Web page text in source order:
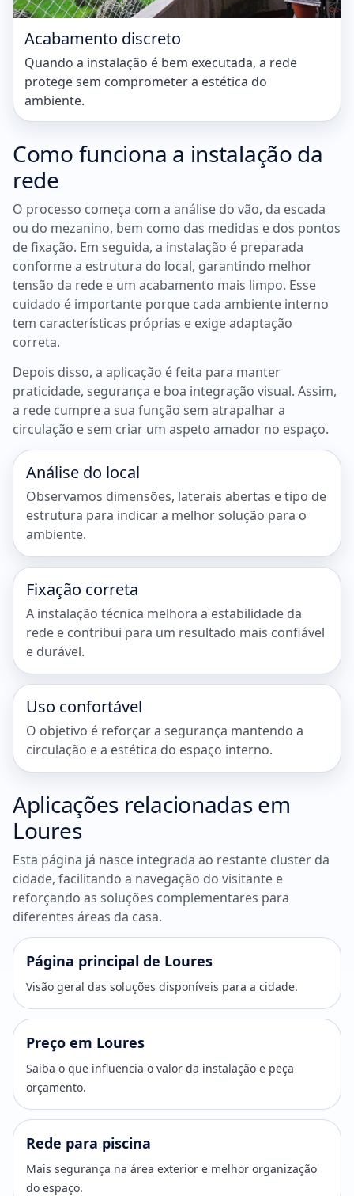
Acabamento discreto
Quando a instalação é bem executada, a rede
protege sem comprometer a estética do
ambiente.
Como funciona a instalação da
rede
O processo começa com a análise do vão, da escada
ou do mezanino, bem como das medidas e dos pontos
de fixação. Em seguida, a instalação é preparada
conforme a estrutura do local, garantindo melhor
tensão da rede e um acabamento mais limpo. Esse
cuidado é importante porque cada ambiente interno
tem características próprias e exige adaptação
correta.
Depois disso, a aplicação é feita para manter
praticidade, segurança e boa integração visual. Assim,
a rede cumpre a sua função sem atrapalhar a
circulação e sem criar um aspeto amador no espaço.
Análise do local
Observamos dimensões, laterais abertas e tipo de
estrutura para indicar a melhor solução para o
ambiente.
Fixação correta
A instalação técnica melhora a estabilidade da
rede e contribui para um resultado mais confiável
e durável.
Uso confortável
O objetivo é reforçar a segurança mantendo a
circulação e a estética do espaço interno.
Aplicações relacionadas em
Loures
Esta página já nasce integrada ao restante cluster da
cidade, facilitando a navegação do visitante e
reforçando as soluções complementares para
diferentes áreas da casa.
Página principal de Loures
Visão geral das soluções disponíveis para a cidade.
Preço em Loures
Saiba o que influencia o valor da instalação e peça
orçamento.
Rede para piscina
Mais segurança na área exterior e melhor organização
do espaço.